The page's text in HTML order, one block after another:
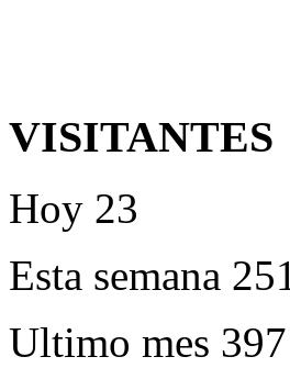
VISITANTES
Hoy 23
Esta semana 251
Ultimo mes 397